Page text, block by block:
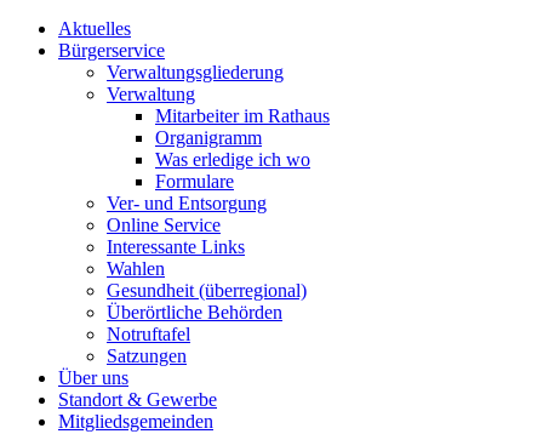
Aktuelles
Bürgerservice
Verwaltungsgliederung
Verwaltung
Mitarbeiter im Rathaus
Organigramm
Was erledige ich wo
Formulare
Ver- und Entsorgung
Online Service
Interessante Links
Wahlen
Gesundheit (überregional)
Überörtliche Behörden
Notruftafel
Satzungen
Über uns
Standort & Gewerbe
Mitgliedsgemeinden